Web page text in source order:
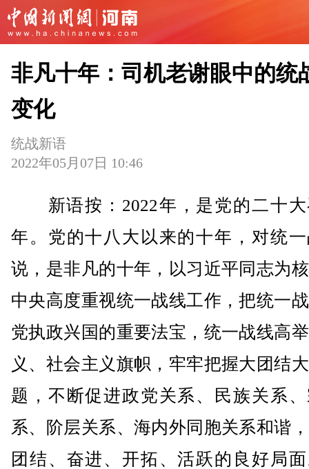
非凡十年：司机老谢眼中的统
变化
统战新语
2022年05月07日 10:46
新语按：2022年，是党的二十大
年。党的十八大以来的十年，对统
说，是非凡的十年，以习近平同志为
中央高度重视统一战线工作，把统一
党执政兴国的重要法宝，统一战线高
义、社会主义旗帜，牢牢把握大团结
题，不断促进政党关系、民族关系
系、阶层关系、海内外同胞关系和谐
团结、奋进、开拓、活跃的良好局